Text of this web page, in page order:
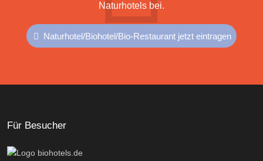
Naturhotels bei.
Naturhotel/Biohotel/Bio-Restaurant jetzt eintragen
Für Besucher